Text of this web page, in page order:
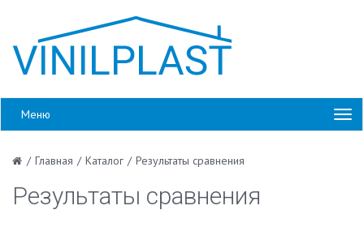
Меню
/ Главная / Каталог / Результаты сравнения
Результаты сравнения